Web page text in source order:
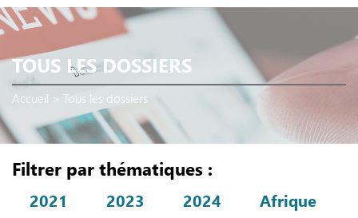
TOUS LES DOSSIERS
Accueil > Tous les dossiers
Filtrer par thématiques :
2021 2023 2024
Afrique